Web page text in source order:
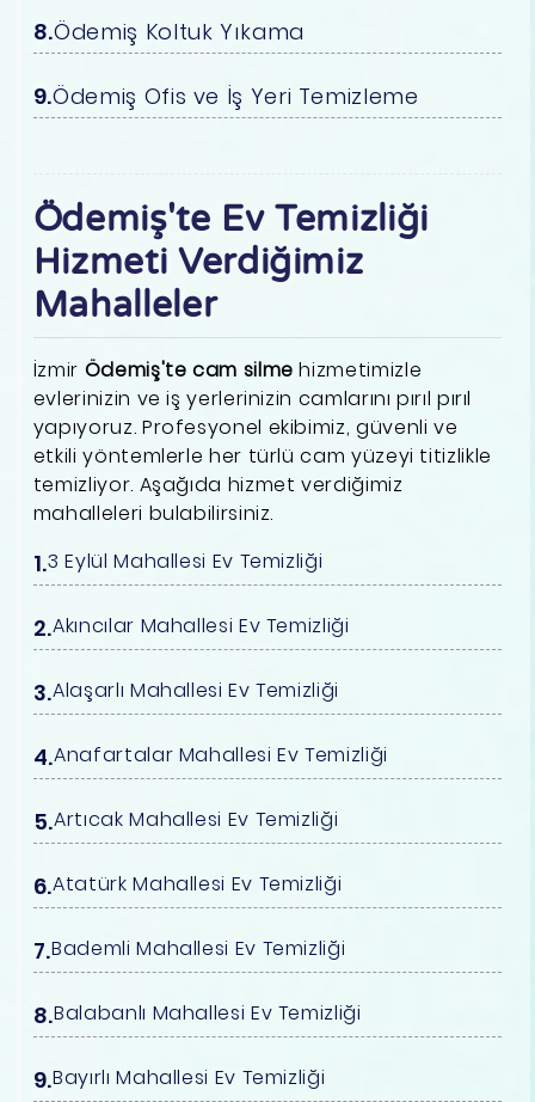
Ödemiş Koltuk Yıkama
Ödemiş Ofis ve İş Yeri Temizleme
Ödemiş'te Ev Temizliği
Hizmeti Verdiğimiz
Mahalleler
İzmir Ödemiş'te cam silme hizmetimizle
evlerinizin ve iş yerlerinizin camlarını pırıl pırıl
yapıyoruz. Profesyonel ekibimiz, güvenli ve
etkili yöntemlerle her türlü cam yüzeyi titizlikle
temizliyor. Aşağıda hizmet verdiğimiz
mahalleleri bulabilirsiniz.
3 Eylül Mahallesi Ev Temizliği
Akıncılar Mahallesi Ev Temizliği
Alaşarlı Mahallesi Ev Temizliği
Anafartalar Mahallesi Ev Temizliği
Artıcak Mahallesi Ev Temizliği
Atatürk Mahallesi Ev Temizliği
Bademli Mahallesi Ev Temizliği
Balabanlı Mahallesi Ev Temizliği
Bayırlı Mahallesi Ev Temizliği